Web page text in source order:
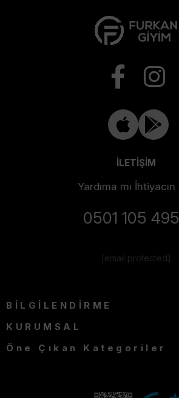
İLETİŞİM
Yardıma mı İhtiyacın
0501 105
[email protected]
BİLGİLENDİRME
KURUMSAL
Öne Çıkan Kategoriler